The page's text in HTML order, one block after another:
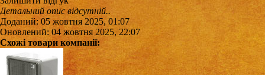
Детальний опис відсутній..
Доданий: 05 жовтня 2025, 01:07
Оновлений: 04 жовтня 2025, 22:07
Схожі товари компанії: